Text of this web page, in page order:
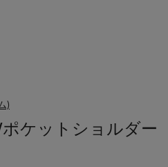
)
ケットショルダー